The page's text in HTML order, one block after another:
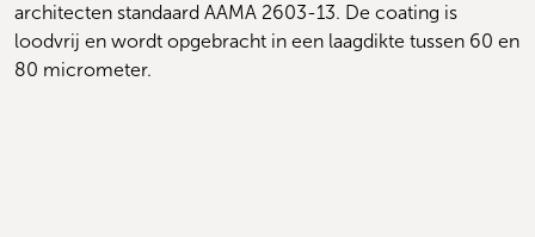
architecten standaard AAMA 2603-13. De coating is
loodvrij en wordt opgebracht in een laagdikte tussen 60 en
80 micrometer.